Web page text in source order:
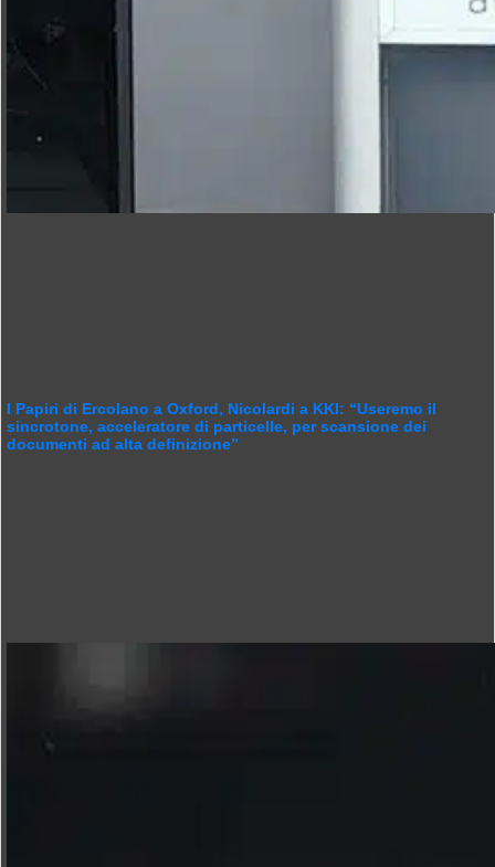
I Papiri di Ercolano a Oxford, Nicolardi a KKI: “Useremo il
sincrotone, acceleratore di particelle, per scansione dei
documenti ad alta definizione”